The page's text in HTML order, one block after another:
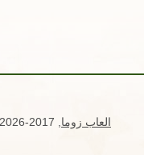
العاب زوما